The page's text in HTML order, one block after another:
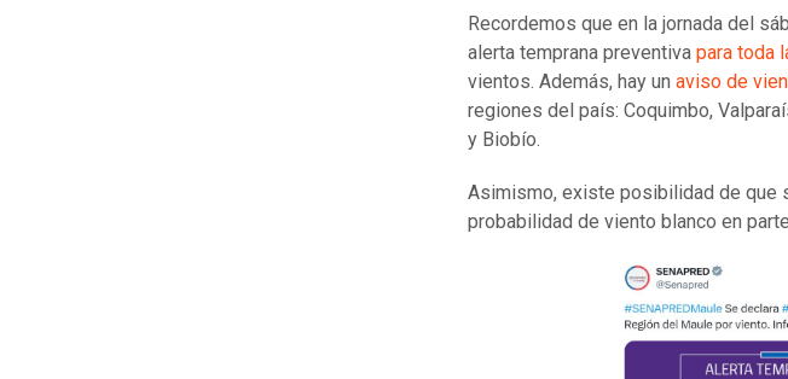
Recordemos que en la jornada del
alerta temprana preventiva para toda
vientos. Además, hay un aviso de
regiones del país: Coquimbo,
y Biobío.
Asimismo, existe posibilidad de que
probabilidad de viento blanco en